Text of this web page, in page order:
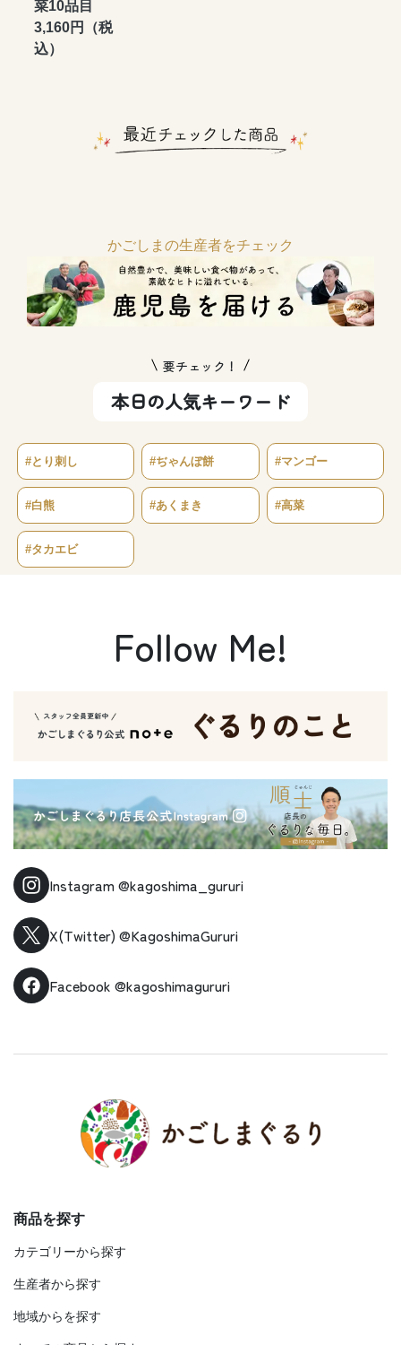
菜10品目
3,160円（税
込）
かごしまの生産者をチェック
要チェック！
本日の人気キーワード
#とり刺し #ぢゃんぼ餅 #マンゴー
#白熊 #あくまき #高菜
#タカエビ
Follow Me!
Instagram@kagoshima_gururi
X(Twitter) @KagoshimaGururi
Facebook @kagoshimagururi
商品を探す
カテゴリーから探す
生産者から探す
地域からを探す